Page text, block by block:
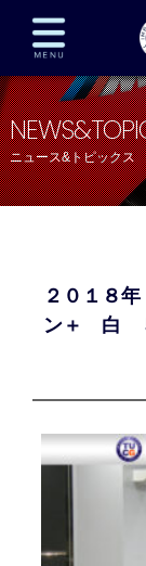
在庫車両情報
TUCとは？
全国納車
プライバシーポリシー
ニュース&トピックス
２０１８
ン＋ 白